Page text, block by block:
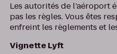
Les autorités de
pas les règles. Vous êtes
enfreint les règlements et
Vignette Lyft